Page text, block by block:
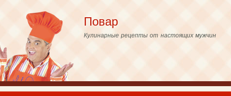
content
Повар
Кулинарные рецепты от настоящих мужчин